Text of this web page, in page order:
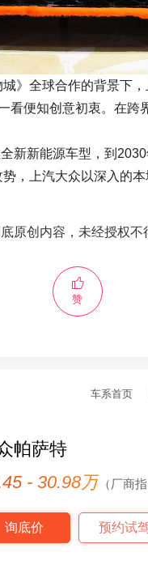
》全球合作的背景下
看便知创意初衷。在跨
新新能源车型，到
，上汽大众以深入的
原创内容，未经授权不
赞
车系首页
帕萨特
- 30.98万 （厂商
询底价 预约试